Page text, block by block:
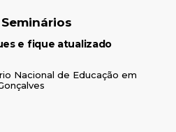
e fique atualizado
Nacional de Educação em